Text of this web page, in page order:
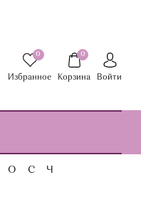
0
Избранное
0
Корзина Войти
О С Ч